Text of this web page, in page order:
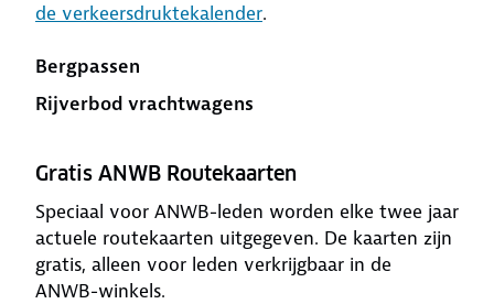
de verkeersdruktekalender.
Bergpassen
Rijverbod vrachtwagens
Gratis ANWB Routekaarten
Speciaal voor ANWB-leden worden elke twee jaar
actuele routekaarten uitgegeven. De kaarten zijn
gratis, alleen voor leden verkrijgbaar in de
ANWB-winkels.